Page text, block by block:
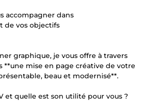
accompagner dans
de vos objectifs
graphique, je vous offre à travers
**une mise en page créative de votre
beau et modernisé**.
et quelle est son utilité pour vous ?